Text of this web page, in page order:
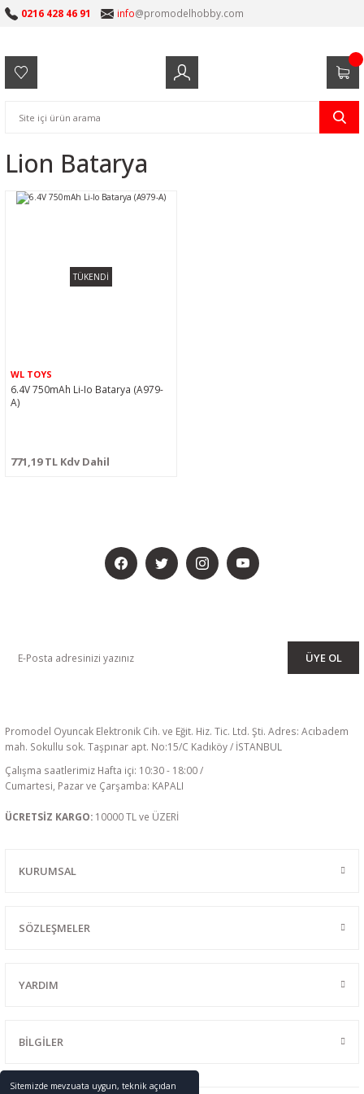
Sitemizde mevzuata uygun, teknik açıdan
0216 428 46 91 info@promodelhobby.com
Lion Batarya
TÜKENDİ
WL TOYS
6.4V 750mAh Li-Io Batarya (A979-
A)
771,19 TL Kdv Dahil
ÜYE OL
Promodel Oyuncak Elektronik Cih. ve Eğit. Hiz. Tic. Ltd. Şti. Adres: Acıbadem
mah. Sokullu sok. Taşpınar apt. No:15/C Kadıköy / İSTANBUL
Çalışma saatlerimiz Hafta içi: 10:30 - 18:00 /
Cumartesi, Pazar ve Çarşamba: KAPALI
ÜCRETSİZ KARGO: 10000 TL ve ÜZERİ
KURUMSAL
SÖZLEŞMELER
YARDIM
BİLGİLER